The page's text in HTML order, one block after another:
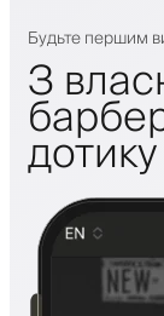
Будьте першим
З
дотику